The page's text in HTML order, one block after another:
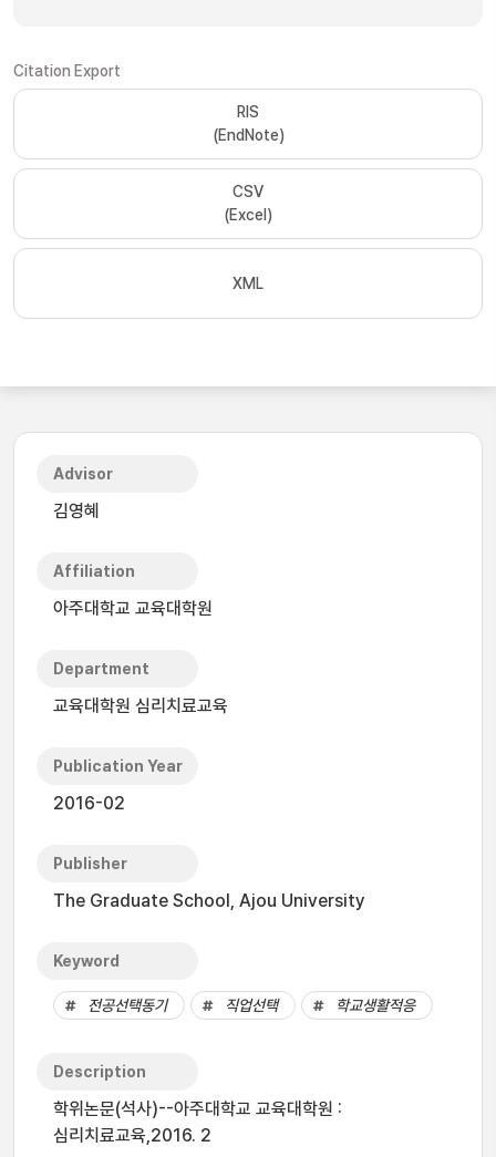
Citation Export
RIS
(EndNote)
CSV
(Excel)
XML
Advisor
김영혜
Affiliation
아주대학교 교육대학원
Department
교육대학원 심리치료교육
Publication Year
2016-02
Publisher
The Graduate School, Ajou University
Keyword
전공선택동기 직업선택 학교생활적응
Description
학위논문(석사)--아주대학교 교육대학원 :
심리치료교육,2016. 2